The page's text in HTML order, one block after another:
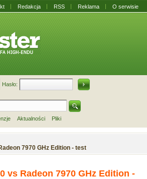
Redakcja RSS Reklama O serwisie
Hasło:
Aktualności Pliki
7970 GHz Edition - test
vs Radeon 7970 GHz Edition -